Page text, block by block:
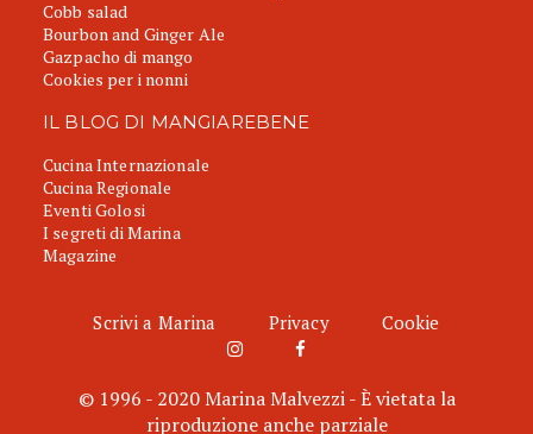
Cobb salad
Bourbon and Ginger Ale
Gazpacho di mango
Cookies per i nonni
IL BLOG DI MANGIAREBENE
Cucina Internazionale
Cucina Regionale
Eventi Golosi
I segreti di Marina
Magazine
Scrivi a Marina Privacy Cookie
© 1996 - 2020 Marina Malvezzi - È vietata la
riproduzione anche parziale